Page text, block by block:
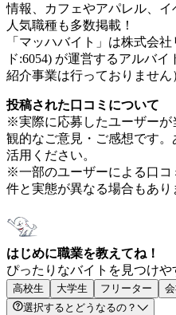
情報、カフェやアパレル、
人気職種も多数掲載！
「マッハバイト」は株式会
ド:6054) が運営するアルバ
紹介事業は行っておりません
投稿された口コミについて
※実際に応募したユーザーが
観的なご意見・ご感想です
活用ください。
※一部のユーザーによる口コ
件と実態が異なる場合もあり
はじめに職業を教えてね！
ぴったりなバイトを見つけや
高校生 大学生 フリーター
選択するとどうなるの？